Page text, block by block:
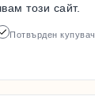
този сайт.
Потвърден купувач